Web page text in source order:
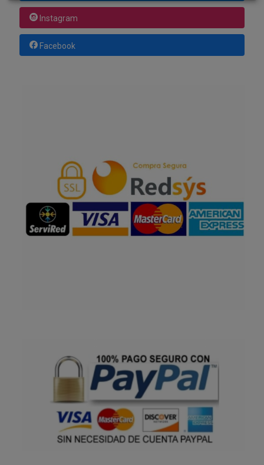
Instagram
Facebook